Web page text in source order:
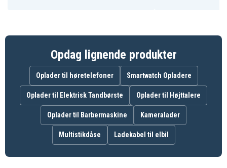
Produkttype USB kabel
Varemærke DELTACO
Farve Sort
Kabellængde 7 m
USB-A (han), USB-A (hun)
Opdag lignende produkter
Oplader til høretelefoner Smartwatch Opladere
Oplader til Elektrisk Tandbørste Oplader til Højttalere
Oplader til Barbermaskine Kameralader
Multistikdåse Ladekabel til elbil